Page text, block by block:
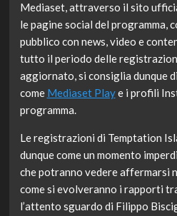
Mediaset, attraverso il sito
le pagine social del programma,
pubblico con news, video e
tutto il periodo delle
aggiornato, si consiglia dunque
come Mediaset Playe i profili
programma.
Le registrazioni di Temptation
dunque come un momento
che potranno vedere affermarsi
come si evolveranno i rapporti
l’attento sguardo di Filippo